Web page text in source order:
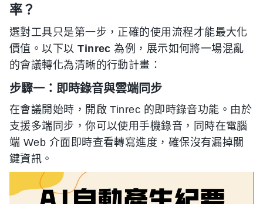
率？
選對工具只是第一步，正確的使用流程才能最大化
價值。以下以Tinrec 為例，展示如何將一場混亂
的會議轉化為清晰的行動計畫：
步驟一：即時錄音與雲端同步
在會議開始時，開啟 Tinrec 的即時錄音功能。由於
支援多端同步，你可以使用手機錄音，同時在電腦
端 Web 介面即時查看轉寫進度，確保沒有漏掉關
鍵資訊。